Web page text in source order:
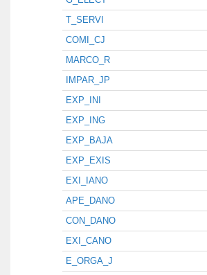
T_SERVI
COMI_CJ
MARCO_R
IMPAR_JP
EXP_INI
EXP_ING
EXP_BAJA
EXP_EXIS
EXI_IANO
APE_DANO
CON_DANO
EXI_CANO
E_ORGA_J